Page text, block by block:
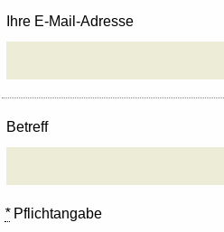
Ihre E-Mail-Adresse
Betreff
*Pflichtangabe